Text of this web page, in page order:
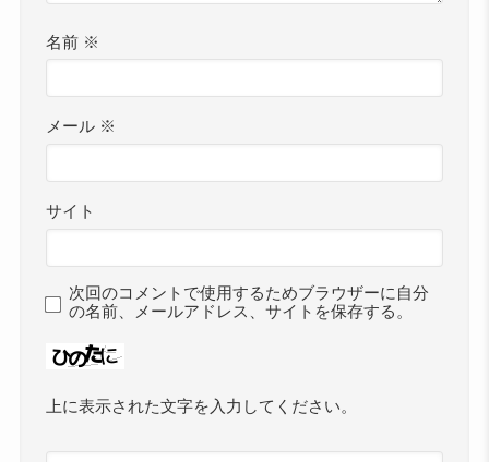
名前 ※
メール ※
サイト
次回のコメントで使用するためブラウザーに自分
の名前、メールアドレス、サイトを保存する。
上に表示された文字を入力してください。